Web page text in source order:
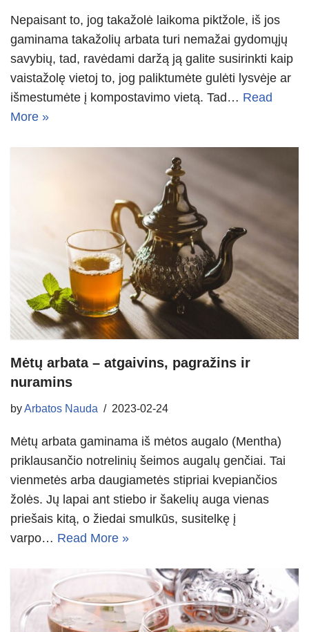
Nepaisant to, jog takažolė laikoma piktžole, iš jos
gaminama takažolių arbata turi nemažai gydomųjų
savybių, tad, ravėdami daržą ją galite susirinkti kaip
vaistažolę vietoj to, jog paliktumėte gulėti lysvėje ar
išmestumėte į kompostavimo vietą. Tad… Read
More »
Mėtų arbata – atgaivins, pagražins ir
nuramins
byArbatos Nauda 2023-02-24
Mėtų arbata gaminama iš mėtos augalo (Mentha)
priklausančio notrelinių šeimos augalų genčiai. Tai
vienmetės arba daugiametės stipriai kvepiančios
žolės. Jų lapai ant stiebo ir šakelių auga vienas
priešais kitą, o žiedai smulkūs, susitelkę į
varpo… Read More »